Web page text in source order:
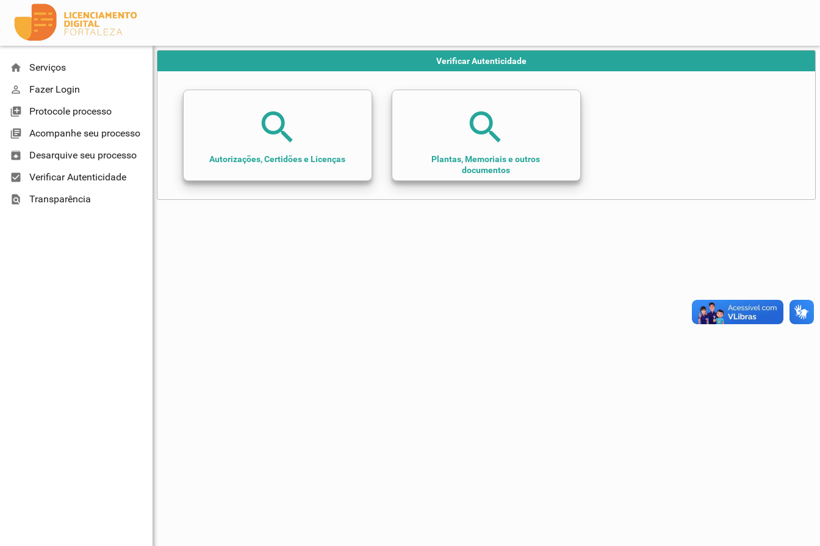
home Serviços
perm_identity Fazer Login
library_add Protocole processo
library_books Acompanhe seu processo
unarchive Desarquive seu processo
check_box Verificar Autenticidade
find_in_page Transparência
Verificar Autenticidade
search
Autorizações, Certidões e Licenças
search
Plantas, Memoriais e outros
documentos